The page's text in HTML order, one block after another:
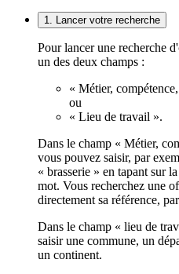
1. Lancer votre recherche
Pour lancer une recherche
un des deux champs :
« Métier,
ou
« Lieu de travail ».
Dans le champ « Métier,
vous pouvez saisir, par
« brasserie » en tapant sur
mot. Vous recherchez une
directement sa référence,
Dans le champ « lieu de
saisir une commune, un
un continent.